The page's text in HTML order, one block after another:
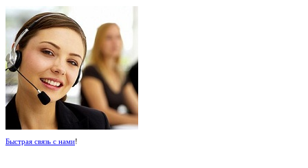
Быстрая связь с нами!